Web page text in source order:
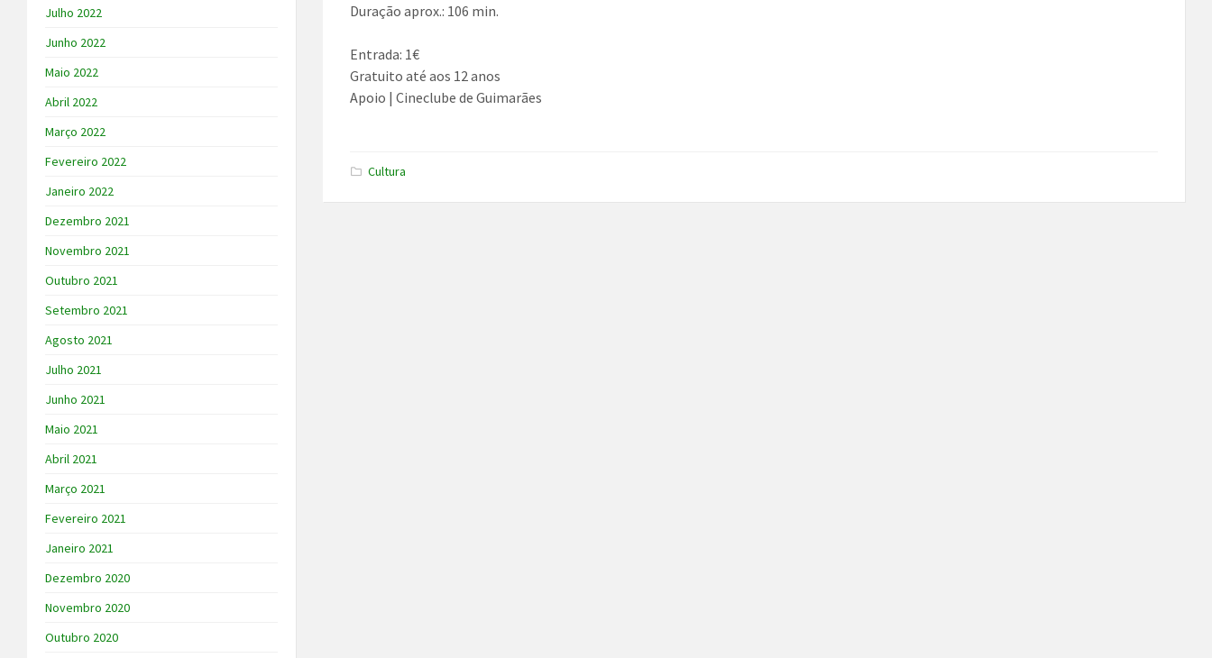
Duração aprox.: 106 min.
Entrada: 1€
Gratuito até aos 12 anos
Apoio | Cineclube de Guimarães
Cultura
Julho 2022
Junho 2022
Maio 2022
Abril 2022
Março 2022
Fevereiro 2022
Janeiro 2022
Dezembro 2021
Novembro 2021
Outubro 2021
Setembro 2021
Agosto 2021
Julho 2021
Junho 2021
Maio 2021
Abril 2021
Março 2021
Fevereiro 2021
Janeiro 2021
Dezembro 2020
Novembro 2020
Outubro 2020